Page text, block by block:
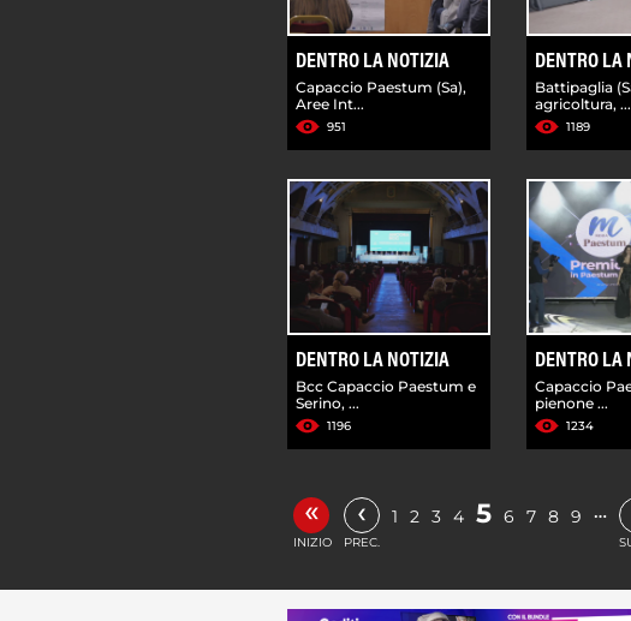
DENTRO LA NOTIZIA
Capaccio Paestum (Sa),
Aree Int...
951
DENTRO LA
Battipaglia
agricoltura, ...
1189
DENTRO LA NOTIZIA
Bcc Capaccio Paestum e
Serino, ...
1196
DENTRO LA
Capaccio
pienone ...
1234
«
INIZIO
‹
PREC.
1 2 3 4 5 6 7 8 9 …